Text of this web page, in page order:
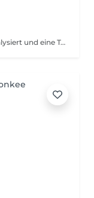
Beim Beratungsgespräch wird Ihr Haar analysiert und eine Teststrähne durchgeführt, um die Belastbarkeit und Eignung für die AirTouch-Technik zu prüfen. Anschließend besprechen wir den gewünschten Farbton, den individuellen Preis sowie die Dauer der Behandlung. Die Behandlung wird nur durchgeführt, wenn Ihr Haar für AirTouch geeignet ist. Die Haargesundheit steht dabei an erster Stelle.